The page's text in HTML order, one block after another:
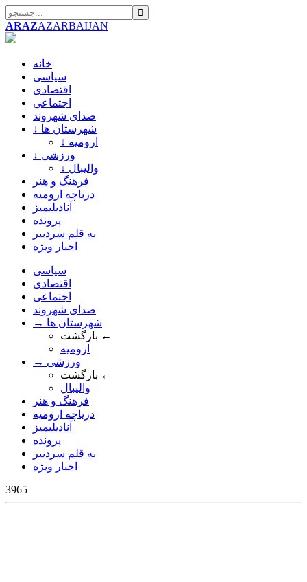
ARAZAZARBAIJAN
خانه
سیاسی
اقتصادی
اجتماعی
صدای شهروند
↓ شهرستان ها
↓ ارومیه
↓ ورزشی
↓ والیبال
فرهنگ و هنر
دریاچه ارومیه
آنادیلیمیز
پرونده
به قلم سردبیر
اخبار ویژه
سیاسی
اقتصادی
اجتماعی
صدای شهروند
→ شهرستان ها
بازگشت ←
ارومیه
→ ورزشی
بازگشت ←
والیبال
فرهنگ و هنر
دریاچه ارومیه
آنادیلیمیز
پرونده
به قلم سردبیر
اخبار ویژه
3965